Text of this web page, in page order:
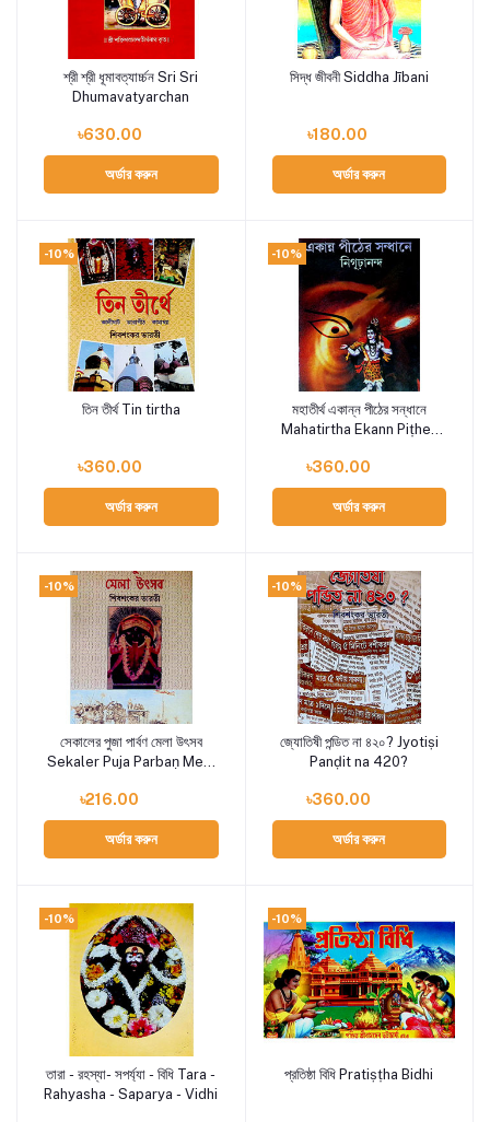
Add to cart
শ্রী শ্রী ধূমাবত্যার্চ্চন Sri Sri
Dhumavatyarchan
৳630.00
অর্ডার করুন
Add to cart
সিদ্ধ জীবনী Siddha Jībani
৳180.00
অর্ডার করুন
-10%
Add to cart
তিন তীর্থ Tin tirtha
৳360.00
অর্ডার করুন
-10%
Add to cart
মহাতীর্থ একান্ন পীঠের সন্ধানে
Mahatirtha Ekann Piṭher
৳360.00
অর্ডার করুন
-10%
Add to cart
সেকালের পুজা পার্বণ মেলা উৎসব
Sekaler Puja Parbaṇ Mela
৳216.00
অর্ডার করুন
-10%
Add to cart
জ্যোতিষী পন্ডিত না ৪২০? Jyotiṣi
Panḍit na 420?
৳360.00
অর্ডার করুন
-10%
Add to cart
তারা - রহস্যা- সপর্য্যা - বিধি Tara -
Rahyasha - Saparya - Vidhi
-10%
Add to cart
প্রতিষ্ঠা বিধি Pratiṣṭha Bidhi